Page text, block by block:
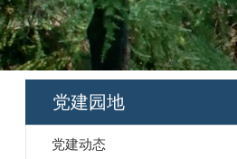
党建园地
党建动态